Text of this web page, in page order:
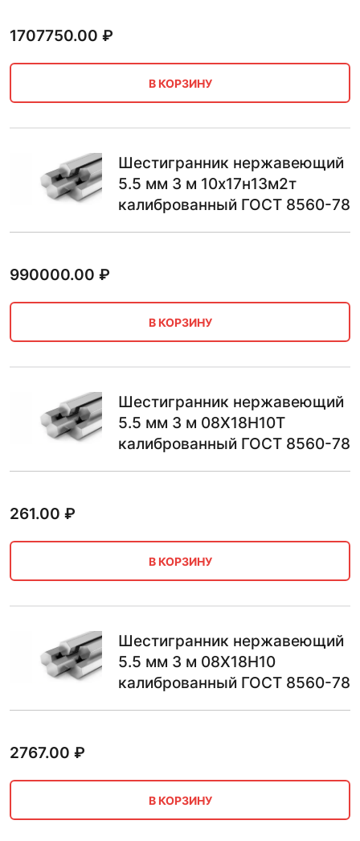
1707750.00 ₽
В КОРЗИНУ
Шестигранник нержавеющий
5.5 мм 3 м 10х17н13м2т
калиброванный ГОСТ 8560-78
990000.00 ₽
В КОРЗИНУ
Шестигранник нержавеющий
5.5 мм 3 м 08Х18Н10Т
калиброванный ГОСТ 8560-78
261.00 ₽
В КОРЗИНУ
Шестигранник нержавеющий
5.5 мм 3 м 08Х18Н10
калиброванный ГОСТ 8560-78
2767.00 ₽
В КОРЗИНУ